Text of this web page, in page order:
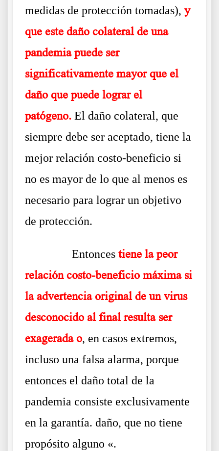
medidas de protección tomadas), y
que este daño colateral de una
pandemia puede ser
significativamente mayor que el
daño que puede lograr el
patógeno. El daño colateral, que
siempre debe ser aceptado, tiene la
mejor relación costo-beneficio si
no es mayor de lo que al menos es
necesario para lograr un objetivo
de protección.
Entonces tiene la peor
relación costo-beneficio máxima si
la advertencia original de un virus
desconocido al final resulta ser
exagerada o, en casos extremos,
incluso una falsa alarma, porque
entonces el daño total de la
pandemia consiste exclusivamente
en la garantía. daño, que no tiene
propósito alguno «.